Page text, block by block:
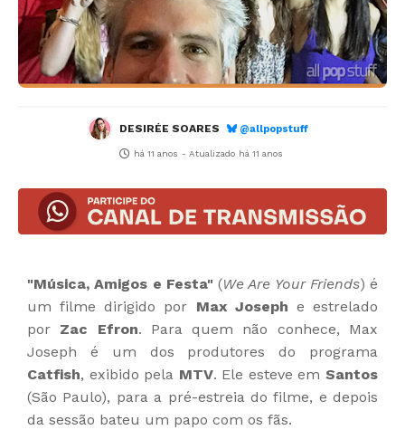
DESIRÉE SOARES @allpopstuff
há 11 anos - Atualizado há 11 anos
"Música, Amigos e Festa"(We Are Your Friends) é
um filme dirigido por Max Joseph e estrelado
por Zac Efron. Para quem não conhece, Max
Joseph é um dos produtores do programa
Catfish, exibido pela MTV. Ele esteve emSantos
(São Paulo), para a pré-estreia do filme, e depois
da sessão bateu um papo com os fãs.